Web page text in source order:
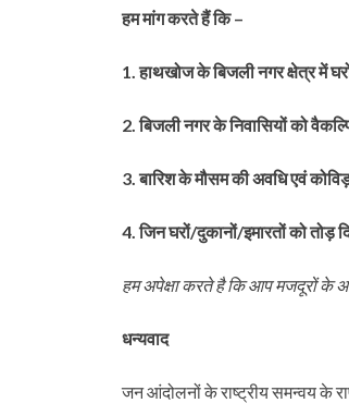
हम मांग करते हैं कि –
1. हाथखोज के बिजली नगर क्षेत्र में
2.बिजली नगर के निवासियों को
3.बारिश के मौसम की अवधि एवं
4. जिन घरों/दुकानों/इमारतों को तोड़
हम अपेक्षा करते है कि आप मजदूरों के
धन्यवाद
जन आंदोलनों के राष्ट्रीय समन्वय के